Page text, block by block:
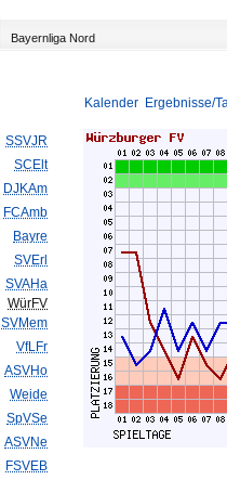
Bayernliga Nord
Kalender Ergebnisse/
SSVJR
SCElt
DJKAm
FCAmb
Bayre
SVErl
SVAHa
WürFV
SVMem
VfLFr
ASVHo
Weide
SpVSe
ASVNe
FSVEB